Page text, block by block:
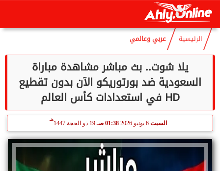
الجمعة
الرئيسية عربي وعالمي
يلا شوت.. بث مباشر مشاهدة مباراة
السعودية ضد بورتوريكو الآن بدون تقطيع
HD في استعدادات كأس العالم
السبت 6 يونيو 2026 01:38 صـ 19 ذو الحجة 1447
هـ